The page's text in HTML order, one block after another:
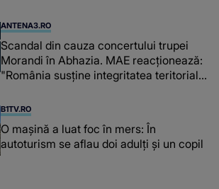
ANTENA3.RO
Scandal din cauza concertului trupei
Morandi în Abhazia. MAE reacționează:
"România susține integritatea teritorială
B1TV.RO
O maşină a luat foc în mers: În
autoturism se aflau doi adulți și un copil